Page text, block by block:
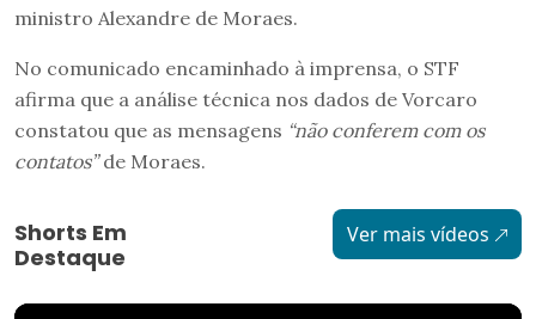
ministro Alexandre de Moraes.
No comunicado encaminhado à imprensa, o STF
afirma que a análise técnica nos dados de Vorcaro
constatou que as mensagens “não conferem com os
contatos”de Moraes.
Shorts Em
Destaque
Ver mais vídeos